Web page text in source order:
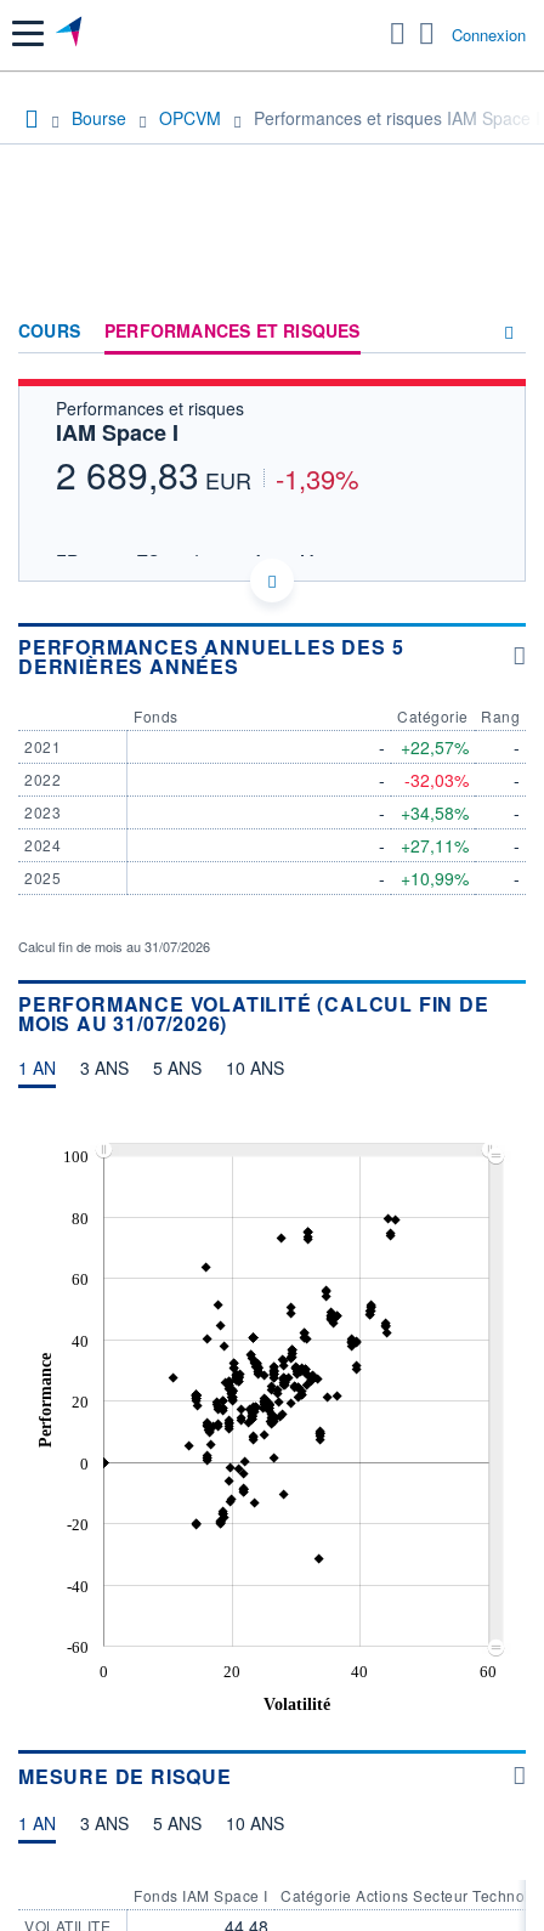
Menu Connexion
Bourse OPCVM Performances et risques IAM Space I
COURS PERFORMANCES ET RISQUES
FORUM
Performances et risques
IAM Space I
2 689,83 EUR -1,39%
FR001400TS50 - Itavera Asset Management
OPCVM DERNIER COURS CONNU AU 05/08/2026
03/12 27/03 04/08
2 000
3 000
CATÉGORIE MORNINGSTAR
Actions Secteur
Technologies
TARIFS PRIVILÉGIÉS
ÉLIGIBILITÉ
PEA PEA-PME BOURSOVIE LUX
BOURSOVIE
Non éligible Boursobank
+ PORTEFEUILLE
PERFORMANCES ANNUELLES DES 5
DERNIÈRES ANNÉES
2021
2022
2023
2024
2025
Fonds
-
-
-
-
-
Catégorie
+22,57%
-32,03%
+34,58%
+27,11%
+10,99%
Rang
-
-
-
-
-
Calcul fin de mois au 31/07/2026
PERFORMANCE VOLATILITÉ (CALCUL FIN DE
MOIS AU 31/07/2026)
1 AN 3 ANS 5 ANS 10 ANS
-60
-40
-20
0
20
40
60
80
100
Performance
0 20 40
60
Volatilité
MESURE DE RISQUE
1 AN 3 ANS 5 ANS 10 ANS
VOLATILITE
Fonds IAM Space I
44,48
Catégorie Actions Secteur